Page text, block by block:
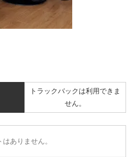
トラックバックは利用できま
せん。
ありません。